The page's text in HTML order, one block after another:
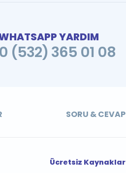
YARDIM
0 (532) 365 01 08
SORU & CEVAP
Ücretsiz Kaynaklar